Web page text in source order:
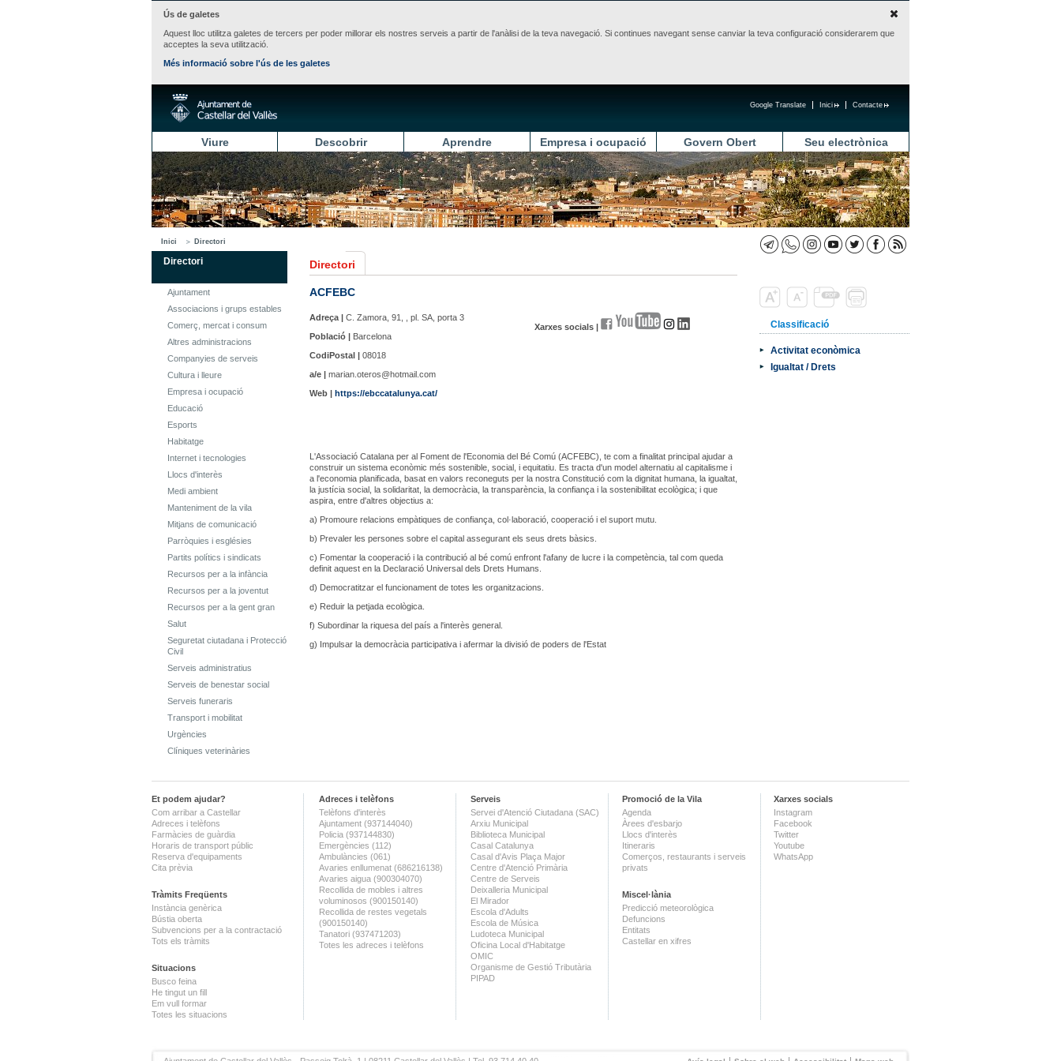
Ús de galetes
Aquest lloc utilitza galetes de tercers per poder millorar els nostres serveis a partir de l'anàlisi de la teva navegació. Si continues navegant sense canviar la teva configuració considerarem que
acceptes la seva utilització.
Més informació sobre l'ús de les galetes
Contacte
Inici
Google Translate
Viure Descobrir Aprendre Empresa i ocupació Govern Obert Seu electrònica
Inici Directori
Directori
Ajuntament
Associacions i grups estables
Comerç, mercat i consum
Altres administracions
Companyies de serveis
Cultura i lleure
Empresa i ocupació
Educació
Esports
Habitatge
Internet i tecnologies
Llocs d'interès
Medi ambient
Manteniment de la vila
Mitjans de comunicació
Parròquies i esglésies
Partits polítics i sindicats
Recursos per a la infància
Recursos per a la joventut
Recursos per a la gent gran
Salut
Seguretat ciutadana i Protecció
Civil
Serveis administratius
Serveis de benestar social
Serveis funeraris
Transport i mobilitat
Urgències
Clíniques veterinàries
Directori
ACFEBC
Adreça | C. Zamora, 91, , pl. SA, porta 3
Població | Barcelona
CodiPostal | 08018
a/e | marian.oteros@hotmail.com
Web | https://ebccatalunya.cat/
Xarxes socials |
L'Associació Catalana per al Foment de l'Economia del Bé Comú (ACFEBC), te com a finalitat principal ajudar a
construir un sistema econòmic més sostenible, social, i equitatiu. Es tracta d'un model alternatiu al capitalisme i
a l'economia planificada, basat en valors reconeguts per la nostra Constitució com la dignitat humana, la igualtat,
la justícia social, la solidaritat, la democràcia, la transparència, la confiança i la sostenibilitat ecològica; i que
aspira, entre d'altres objectius a:
a) Promoure relacions empàtiques de confiança, col·laboració, cooperació i el suport mutu.
b) Prevaler les persones sobre el capital assegurant els seus drets bàsics.
c) Fomentar la cooperació i la contribució al bé comú enfront l'afany de lucre i la competència, tal com queda
definit aquest en la Declaració Universal dels Drets Humans.
d) Democratitzar el funcionament de totes les organitzacions.
e) Reduir la petjada ecològica.
f) Subordinar la riquesa del país a l'interès general.
g) Impulsar la democràcia participativa i afermar la divisió de poders de l'Estat
Classificació
Activitat econòmica
Igualtat / Drets
Et podem ajudar?
Com arribar a Castellar
Adreces i telèfons
Farmàcies de guàrdia
Horaris de transport públic
Reserva d'equipaments
Cita prèvia
Tràmits Freqüents
Instància genèrica
Bústia oberta
Subvencions per a la contractació
Tots els tràmits
Situacions
Busco feina
He tingut un fill
Em vull formar
Totes les situacions
Adreces i telèfons
Telèfons d'interès
Ajuntament (937144040)
Policia (937144830)
Emergències (112)
Ambulàncies (061)
Avaries enllumenat (686216138)
Avaries aigua (900304070)
Recollida de mobles i altres
voluminosos (900150140)
Recollida de restes vegetals
(900150140)
Tanatori (937471203)
Totes les adreces i telèfons
Serveis
Servei d'Atenció Ciutadana (SAC)
Arxiu Municipal
Biblioteca Municipal
Casal Catalunya
Casal d'Avis Plaça Major
Centre d'Atenció Primària
Centre de Serveis
Deixalleria Municipal
El Mirador
Escola d'Adults
Escola de Música
Ludoteca Municipal
Oficina Local d'Habitatge
OMIC
Organisme de Gestió Tributària
PIPAD
Promoció de la Vila
Agenda
Àrees d'esbarjo
Llocs d'interès
Itineraris
Comerços, restaurants i serveis
privats
Miscel·lània
Predicció meteorològica
Defuncions
Entitats
Castellar en xifres
Xarxes socials
Instagram
Facebook
Twitter
Youtube
WhatsApp